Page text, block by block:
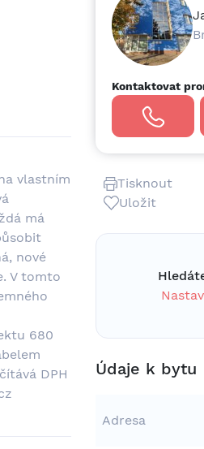
vlastním
má
nové
V tomto
680
DPH
Kontaktovat
Tisknout
Uložit
Údaje k bytu
Adresa